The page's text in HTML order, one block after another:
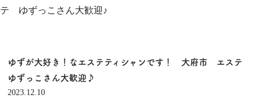
テ ゆずっこさん大歓迎♪
ゆずが大好き！なエステティシャンです！ 大府市 エステ
ゆずっこさん大歓迎♪
2023.12.10